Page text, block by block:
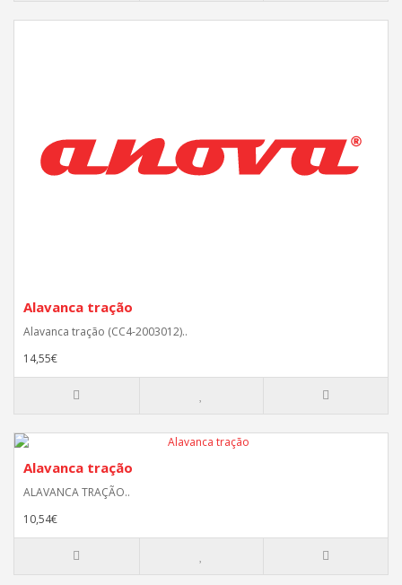
Alavanca tração
Alavanca tração (CC4-2003012)..
14,55€
Alavanca tração
ALAVANCA TRAÇÃO..
10,54€